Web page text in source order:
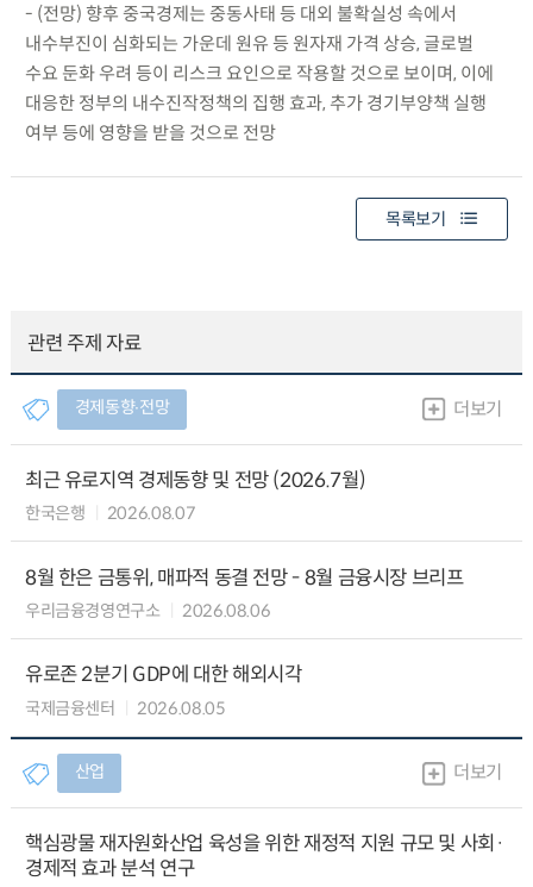
- (전망) 향후 중국경제는 중동사태 등 대외 불확실성 속에서
내수부진이 심화되는 가운데 원유 등 원자재 가격 상승, 글로벌
수요 둔화 우려 등이 리스크 요인으로 작용할 것으로 보이며, 이에
대응한 정부의 내수진작정책의 집행 효과, 추가 경기부양책 실행
여부 등에 영향을 받을 것으로 전망
목록보기
관련 주제 자료
경제동향∙전망 더보기
최근 유로지역 경제동향 및 전망 (2026.7월)
한국은행 2026.08.07
8월 한은 금통위, 매파적 동결 전망 - 8월 금융시장 브리프
우리금융경영연구소 2026.08.06
유로존 2분기 GDP에 대한 해외시각
국제금융센터 2026.08.05
산업 더보기
핵심광물 재자원화산업 육성을 위한 재정적 지원 규모 및 사회·
경제적 효과 분석 연구